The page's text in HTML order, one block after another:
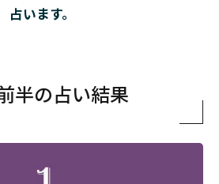
占います。
半の占い結果